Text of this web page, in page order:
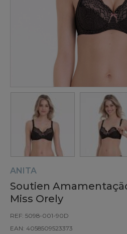
ANITA
Soutien
Miss Orely
REF: 5098-001-90D
EAN: 4058509523373